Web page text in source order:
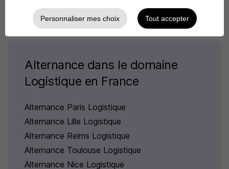
Alternance dans le domaine
Logistique en France
Alternance Paris Logistique
Alternance Lille Logistique
Alternance Reims Logistique
Alternance Toulouse Logistique
Alternance Nice Logistique
Personnaliser mes choix Tout accepter